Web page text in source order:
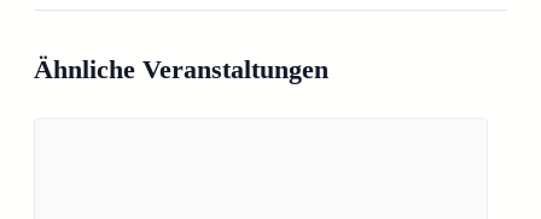
Ähnliche Veranstaltungen